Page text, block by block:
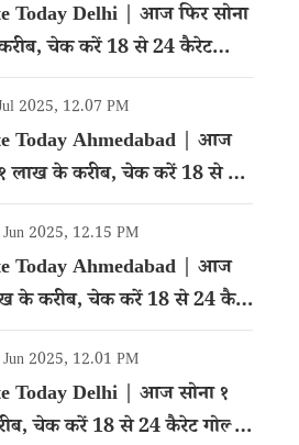
Today Delhi | आज फिर सोना
चेक करें 18 से 24 कैरेट
2025, 12.07 PM
Today Ahmedabad | आज
१ लाख के करीब, चेक करें 18 से 24
रेट
2025, 12.15 PM
Today Ahmedabad | आज
के करीब, चेक करें 18 से 24 कैरेट
2025, 12.01 PM
Today Delhi | आज सोना १
चेक करें 18 से 24 कैरेट गोल्ड